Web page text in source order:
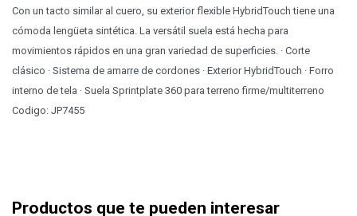
Con un tacto similar al cuero, su exterior flexible HybridTouch tiene una
cómoda lengüeta sintética. La versátil suela está hecha para
movimientos rápidos en una gran variedad de superficies. · Corte
clásico · Sistema de amarre de cordones · Exterior HybridTouch · Forro
interno de tela · Suela Sprintplate 360 para terreno firme/multiterreno
Codigo: JP7455
Productos que te pueden interesar